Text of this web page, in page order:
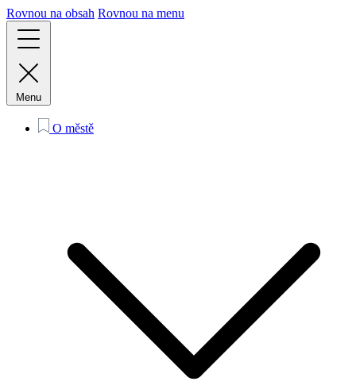
Rovnou na obsah Rovnou na menu
Menu
O městě